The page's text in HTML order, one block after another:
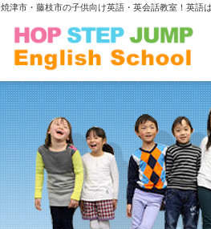
焼津市・藤枝市の子供向け英語・英会話教室！英語